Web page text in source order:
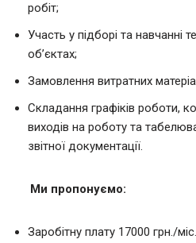
робіт;
Участь у підборі та навчанні
об’єктах;
Замовлення витратних
Складання графіків роботи,
виходів на роботу та
звітної документації.
Ми пропонуємо:
Заробітну плату 17000 грн./